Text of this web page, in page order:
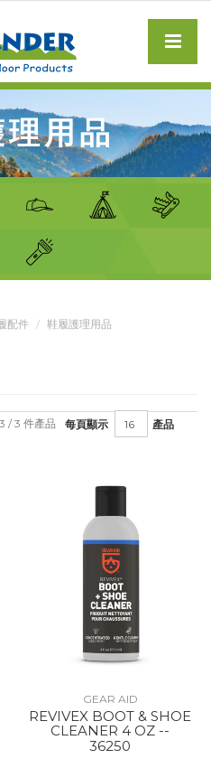
用品
配件 鞋履護理用品
每頁顯示 產品
/ 3 件產品
GEAR AID
REVIVEX BOOT & SHOE
CLEANER 4 OZ --
36250